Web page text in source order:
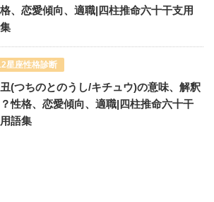
、恋愛傾向、適職|四柱推命六十干支用
星座性格診断
(つちのとのうし/キチュウ)の意味、解釈
性格、恋愛傾向、適職|四柱推命六十干
語集